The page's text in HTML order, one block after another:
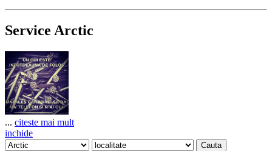
Service Arctic
... citeste mai mult
inchide